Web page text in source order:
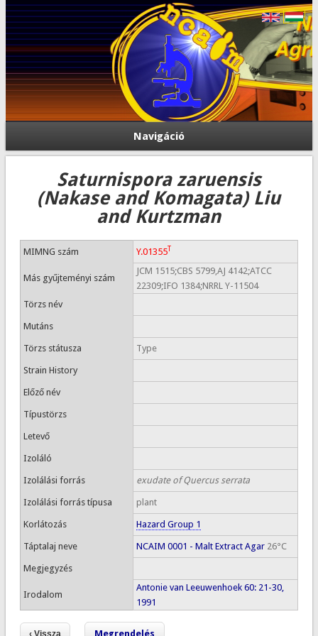
Navigáció
Saturnispora zaruensis
(Nakase and Komagata) Liu
and Kurtzman
MIMNG szám Y.01355T
Más gyűjteményi szám
JCM 1515;CBS 5799,AJ 4142;ATCC
22309;IFO 1384;NRRL Y-11504
Törzs név
Mutáns
Törzs státusza Type
Strain History
Előző név
Típustörzs
Letevő
Izoláló
Izolálási forrás exudate of Quercus serrata
Izolálási forrás típusa plant
Korlátozás Hazard Group 1
Táptalaj neve NCAIM 0001 - Malt Extract Agar26°C
Megjegyzés
Irodalom
Antonie van Leeuwenhoek 60: 21-30,
1991
Megrendelés